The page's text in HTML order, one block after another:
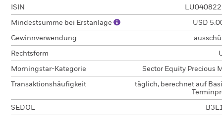
ISIN
Mindestsumme bei Erstanlage USD
Gewinnverwendung
Rechtsform
Morningstar-Kategorie Sector Equity Precious
Transaktionshäufigkeit
täglich, berechnet auf
SEDOL